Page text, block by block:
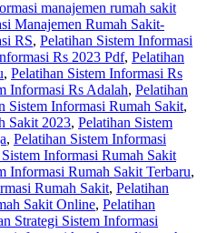
manajemen rumah sakit
Manajemen Rumah Sakit-
RS, Pelatihan Sistem Informasi
Rs 2023 Pdf, Pelatihan
, Pelatihan Sistem Informasi Rs
Informasi Rs Adalah, Pelatihan
Sistem Informasi Rumah Sakit,
Sakit 2023, Pelatihan Sistem
, Pelatihan Sistem Informasi
Informasi Rumah Sakit
Informasi Rumah Sakit Terbaru,
Rumah Sakit, Pelatihan
Sakit Online, Pelatihan
Strategi Sistem Informasi